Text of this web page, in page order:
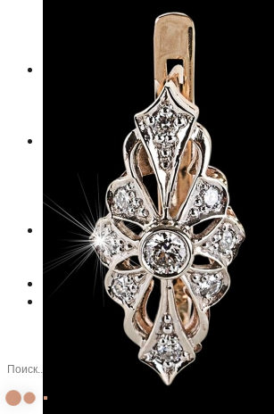
Браслеты
Изделия с цветными камнями
Муассаниты
ИЗДЕЛИЯ НА ЗАКАЗ
Форма заказа
Мастер классы
Оффлайн обучение
Работы учеников
Отзывы учеников
УСЛУГИ
Ремонт изделий
Подбор драгоценных вставок
СТАТЬИ СТАТЬИ И НОВОСТИ СТУДИИ
КОНТАКТЫ
Контактная информация
Связь с нами